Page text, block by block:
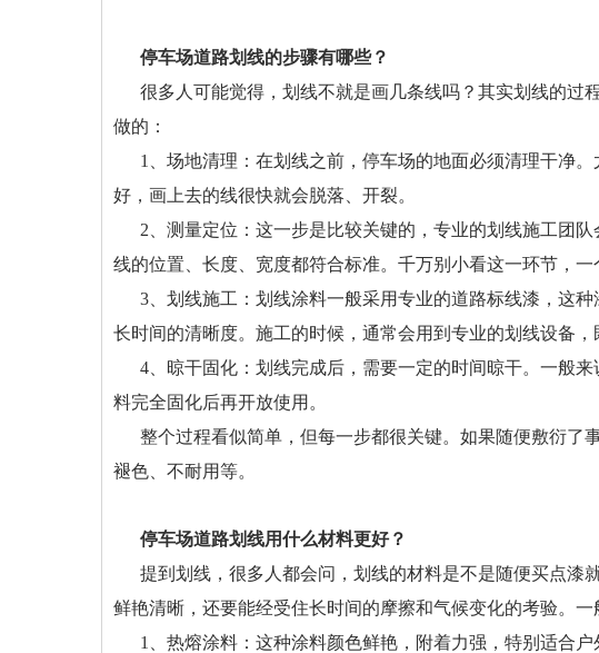
停车场道路划线的步骤有哪些？
很多人可能觉得，划线不就是画几条线吗？其实划线的过
做的：
1、场地清理：在划线之前，停车场的地面必须清理干净
好，画上去的线很快就会脱落、开裂。
2、测量定位：这一步是比较关键的，专业的划线施工团
线的位置、长度、宽度都符合标准。千万别小看这一环节，
3、划线施工：划线涂料一般采用专业的道路标线漆，这
长时间的清晰度。施工的时候，通常会用到专业的划线设备
4、晾干固化：划线完成后，需要一定的时间晾干。一般
料完全固化后再开放使用。
整个过程看似简单，但每一步都很关键。如果随便敷衍了
褪色、不耐用等。
停车场道路划线用什么材料更好？
提到划线，很多人都会问，划线的材料是不是随便买点漆
鲜艳清晰，还要能经受住长时间的摩擦和气候变化的考验。
1、热熔涂料：这种涂料颜色鲜艳，附着力强，特别适合